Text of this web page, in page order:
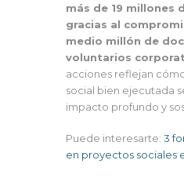
más de 19 millones
gracias al
medio millón de
voluntarios
acciones reflejan
social bien ejecutada
impacto profundo y
Puede interesarte: 3
en proyectos sociales